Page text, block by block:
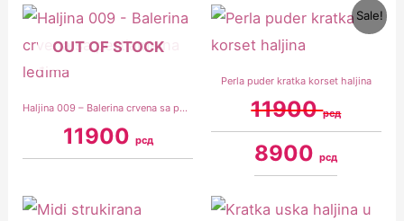
OUT OF STOCK
Haljina 009 – Balerina crvena sa pertlama na leđima
11900 рсд
Sale!
Perla puder kratka korset haljina
11900рсд
Original
price
was:
11900 рсд.
8900рсд
Current
price